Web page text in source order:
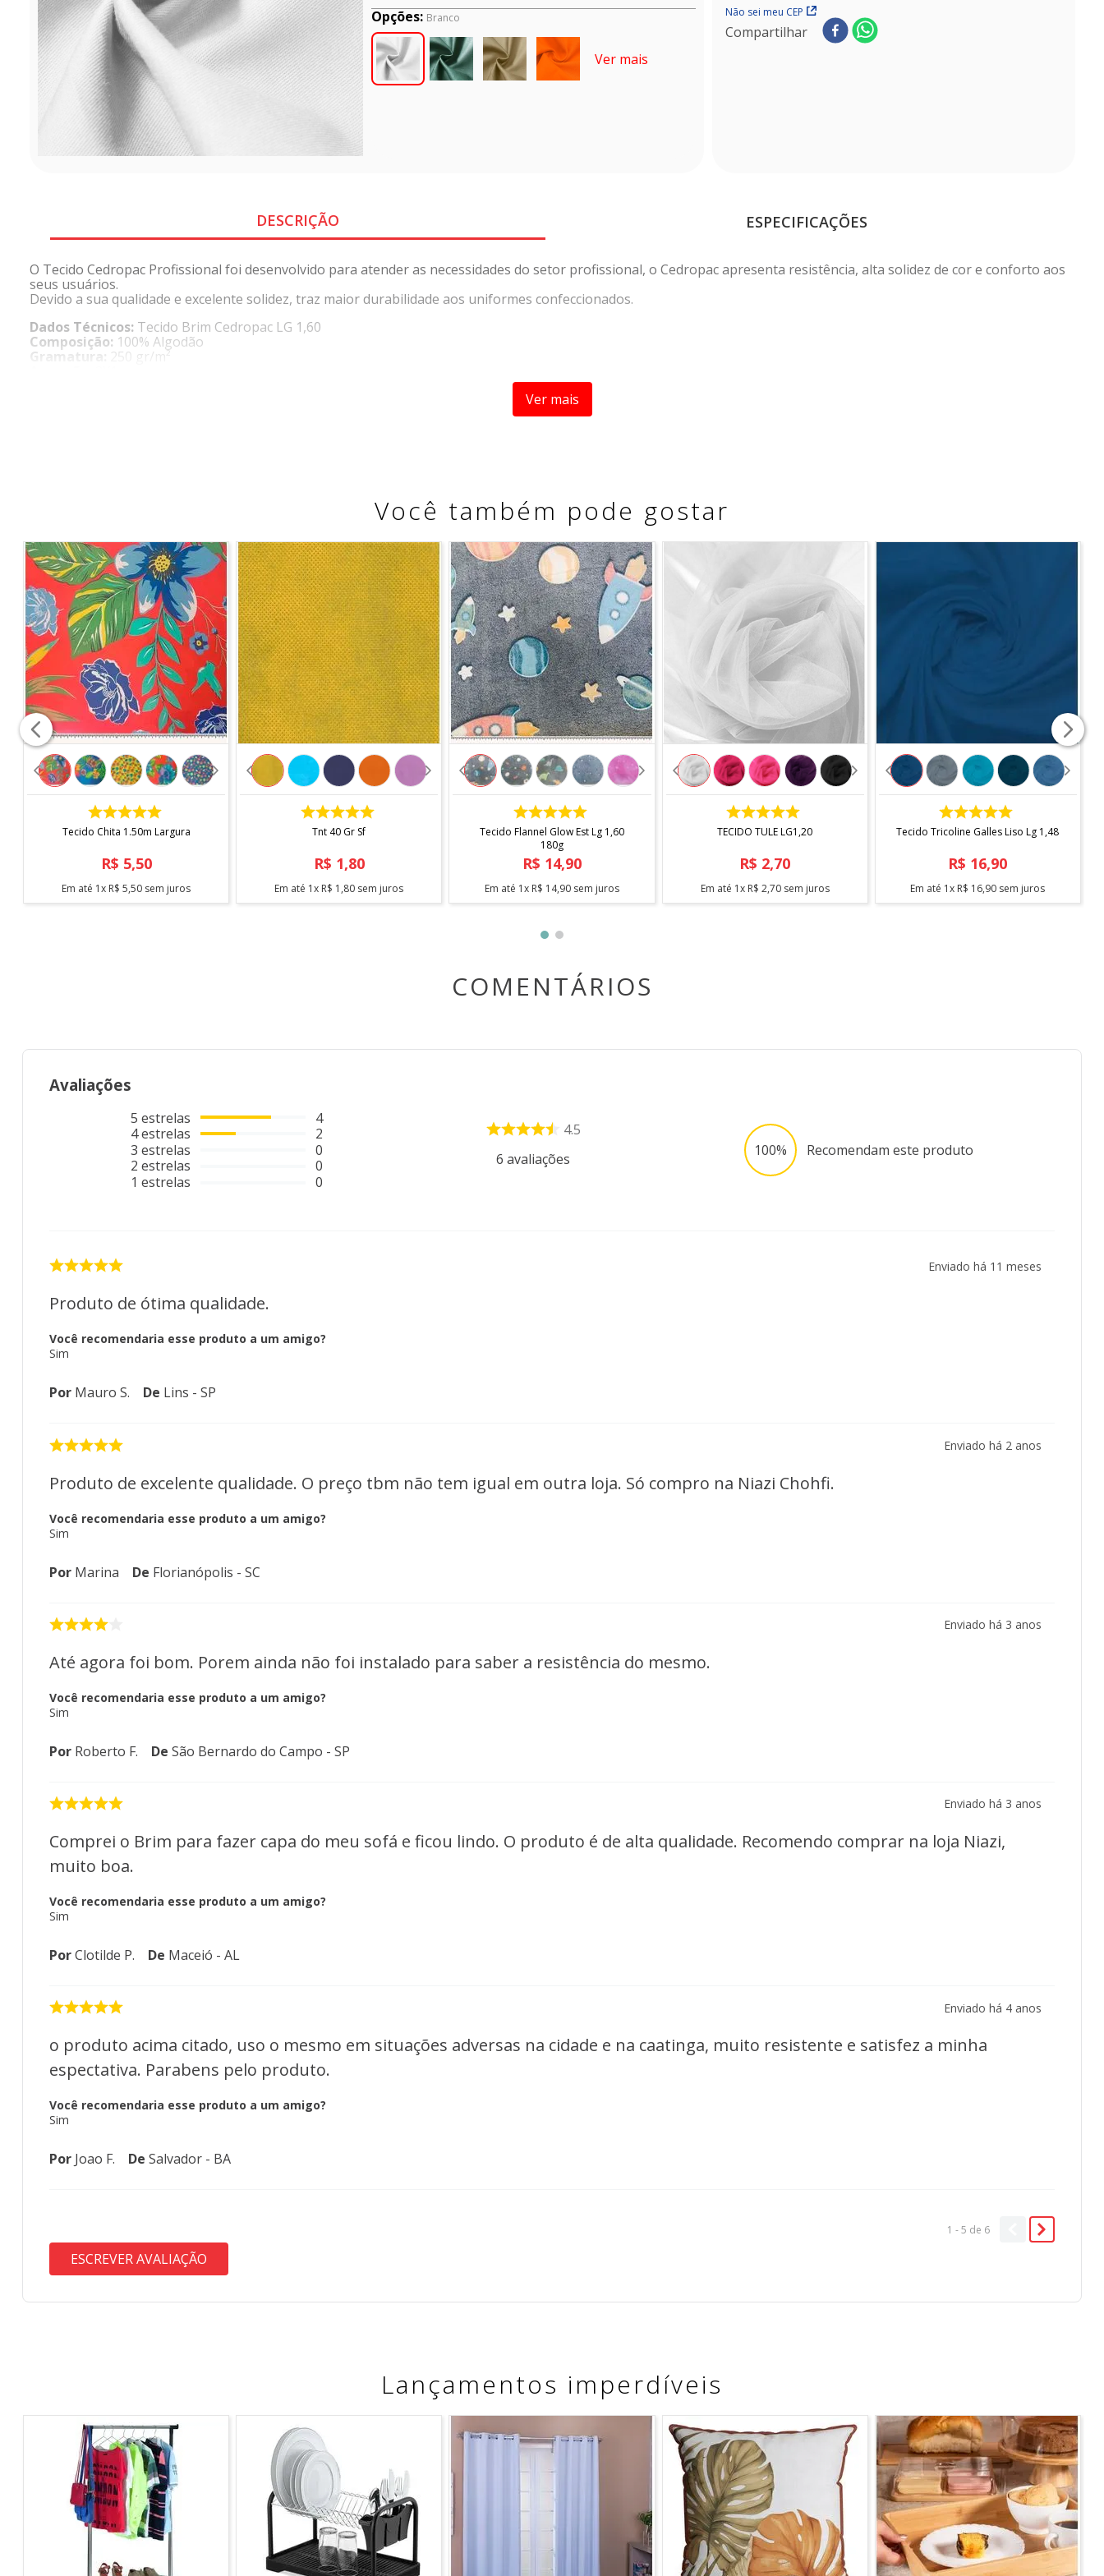
Opções: Branco
Ver mais
Não sei meu CEP
Compartilhar
DESCRIÇÃO ESPECIFICAÇÕES
O Tecido Cedropac Profissional foi desenvolvido para atender as necessidades do setor profissional, o Cedropac apresenta resistência, alta solidez de cor e conforto aos
seus usuários.
Devido a sua qualidade e excelente solidez, traz maior durabilidade aos uniformes confeccionados.
Dados Técnicos:Tecido Brim Cedropac LG 1,60
Composição: 100% Algodão
Gramatura:
250 gr/m²
Ver mais
Você também pode gostar
COMPRAR
Tecido Chita 1.50m Largura
R$ 5,50
Em até 1x R$ 5,50 sem juros
COMPRAR
Tnt 40 Gr Sf
R$ 1,80
Em até 1x R$ 1,80 sem juros
COMPRAR
Tecido Flannel Glow Est Lg 1,60
180g
R$ 14,90
Em até 1x R$ 14,90 sem juros
COMPRAR
TECIDO TULE LG1,20
R$ 2,70
Em até 1x R$ 2,70sem juros
COMPRAR
Tecido Tricoline Galles Liso Lg 1,48
R$ 16,90
Em até 1x R$ 16,90 sem juros
COMENTÁRIOS
Avaliações
5 estrelas
4estrelas
3 estrelas
2 estrelas
1 estrelas
4
2
0
0
0
4.5
6 avaliações 100% Recomendam este produto
Enviado há 11 meses
Produto de ótima qualidade.
Você recomendaria esse produto a um amigo?
Sim
Por Mauro S. De Lins - SP
Enviado há 2 anos
Produto de excelente qualidade. O preço tbm não tem igual em outra loja. Só compro na Niazi Chohfi.
Você recomendaria esse produto a um amigo?
Sim
Por Marina De Florianópolis - SC
Enviado há 3 anos
Até agora foi bom. Porem ainda não foi instalado para saber a resistência do mesmo.
Você recomendaria esse produto a um amigo?
Sim
Por Roberto F. De São Bernardo do Campo - SP
Enviado há 3 anos
Comprei o Brim para fazer capa do meu sofá e ficou lindo. O produto é de alta qualidade. Recomendo comprar na loja Niazi,
muito boa.
Você recomendaria esse produto a um amigo?
Sim
PorClotilde P. De Maceió - AL
Enviado há 4 anos
o produto acima citado, uso o mesmo em situações adversas na cidade e na caatinga, muito resistente e satisfez a minha
espectativa. Parabens pelo produto.
Você recomendaria esse produto a um amigo?
Sim
Por Joao F. De Salvador - BA
1 - 5 de 6
ESCREVER AVALIAÇÃO
Lançamentos imperdíveis